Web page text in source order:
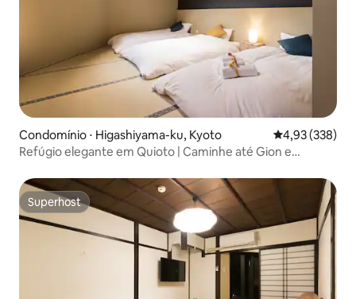
Condomínio ⋅ Higashiyama-ku, Kyoto 4,93 de uma
4,93 (338)
Refúgio elegante em Quioto | Caminhe até Gion e
Superhost
Superhost